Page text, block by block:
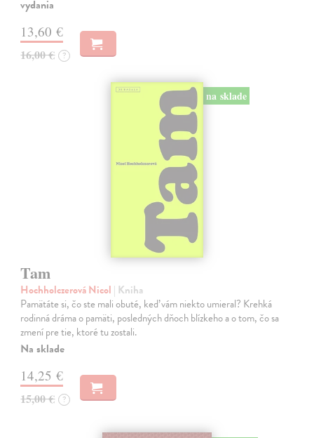
vydania
13,60 €
16,00 € ?
na sklade
Tam
Hochholczerová Nicol | Kniha
Pamätáte si, čo ste mali obuté, keď vám niekto umieral? Krehká
rodinná dráma o pamäti, posledných dňoch blízkeho a o tom, čo sa
zmení pre tie, ktoré tu zostali.
Na sklade
14,25 €
15,00 € ?